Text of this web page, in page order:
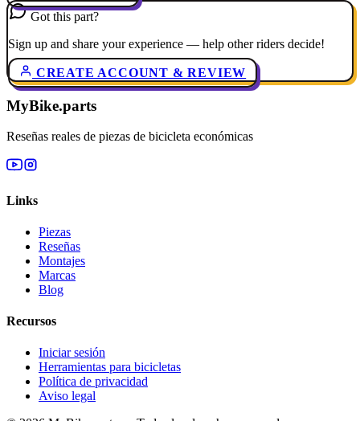
Got this part?
Sign up and share your experience — help other riders decide!
CREATE ACCOUNT & REVIEW
MyBike.parts
Reseñas reales de piezas de bicicleta económicas
Links
Piezas
Reseñas
Montajes
Marcas
Blog
Recursos
Iniciar sesión
Herramientas para bicicletas
Política de privacidad
Aviso legal